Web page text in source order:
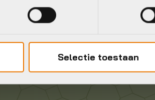
Selectie toestaan